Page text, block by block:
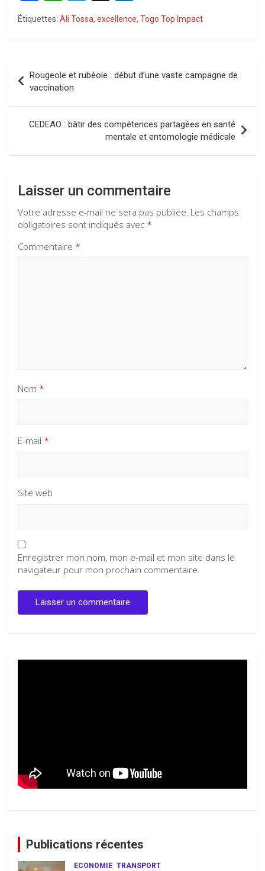
a
o
o
k
h
A
p
p
e
a
n
ke
n
Étiquettes: Ali Tossa, excellence, Togo Top Impact
de
l’article
Rougeole et rubéole : début d’une vaste campagne de
vaccination
CEDEAO : bâtir des compétences partagées en santé
mentale et entomologie médicale
Laisser un commentaire
Votre adresse e-mail ne sera pas publiée. Les champs
obligatoires sont indiqués avec *
Commentaire *
Nom *
E-mail *
Site web
Enregistrer mon nom, mon e-mail et mon site dans le
navigateur pour mon prochain commentaire.
Publications récentes
ECONOMIE TRANSPORT